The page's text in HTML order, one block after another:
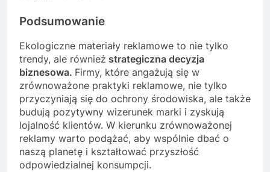
Podsumowanie
Ekologiczne materiały reklamowe to nie tylko
trendy, ale również strategiczna decyzja
biznesowa. Firmy, które angażują się w
zrównoważone praktyki reklamowe, nie tylko
przyczyniają się do ochrony środowiska, ale także
budują pozytywny wizerunek marki i zyskują
lojalność klientów. W kierunku zrównoważonej
reklamy warto podążać, aby wspólnie dbać o
naszą planetę i kształtować przyszłość
odpowiedzialnej konsumpcji.